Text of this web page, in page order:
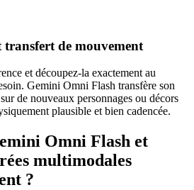
transfert de mouvement
et découpez-la exactement au
Gemini Omni Flash transfère son
de nouveaux personnages ou décors
plausible et bien cadencée.
Omni Flash et
multimodales
?